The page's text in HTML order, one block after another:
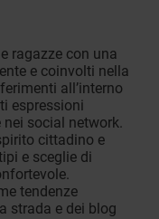
ragazze con una
e coinvolti nella
all’interno
espressioni
social network.
cittadino e
e sceglie di
tendenze
strada e dei blog